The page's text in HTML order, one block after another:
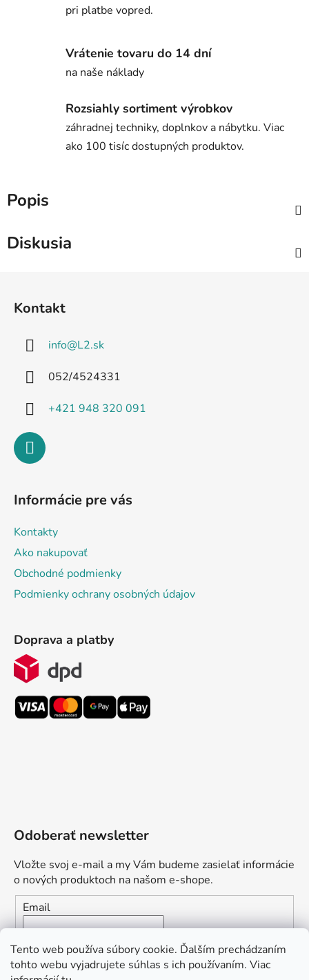
Tento web používa súbory cookie. Ďalším prechádzaním
tohto webu vyjadrujete súhlas s ich používaním. Viac
pri platbe vopred.
Vrátenie tovaru do 14 dní
na naše náklady
Rozsiahly sortiment výrobkov
záhradnej techniky, doplnkov a nábytku. Viac
ako 100 tisíc dostupných produktov.
Popis
Diskusia
Kontakt
info@L2.sk
052/4524331
+421 948 320 091
Informácie pre vás
Kontakty
Ako nakupovať
Obchodné podmienky
Podmienky ochrany osobných údajov
Doprava a platby
Odoberať newsletter
Vložte svoj e-mail a my Vám budeme zasielať informácie
o nových produktoch na našom e-shope.
Email
Vložením e-mailu súhlasíte s
podmienkami ochrany
osobných údajov